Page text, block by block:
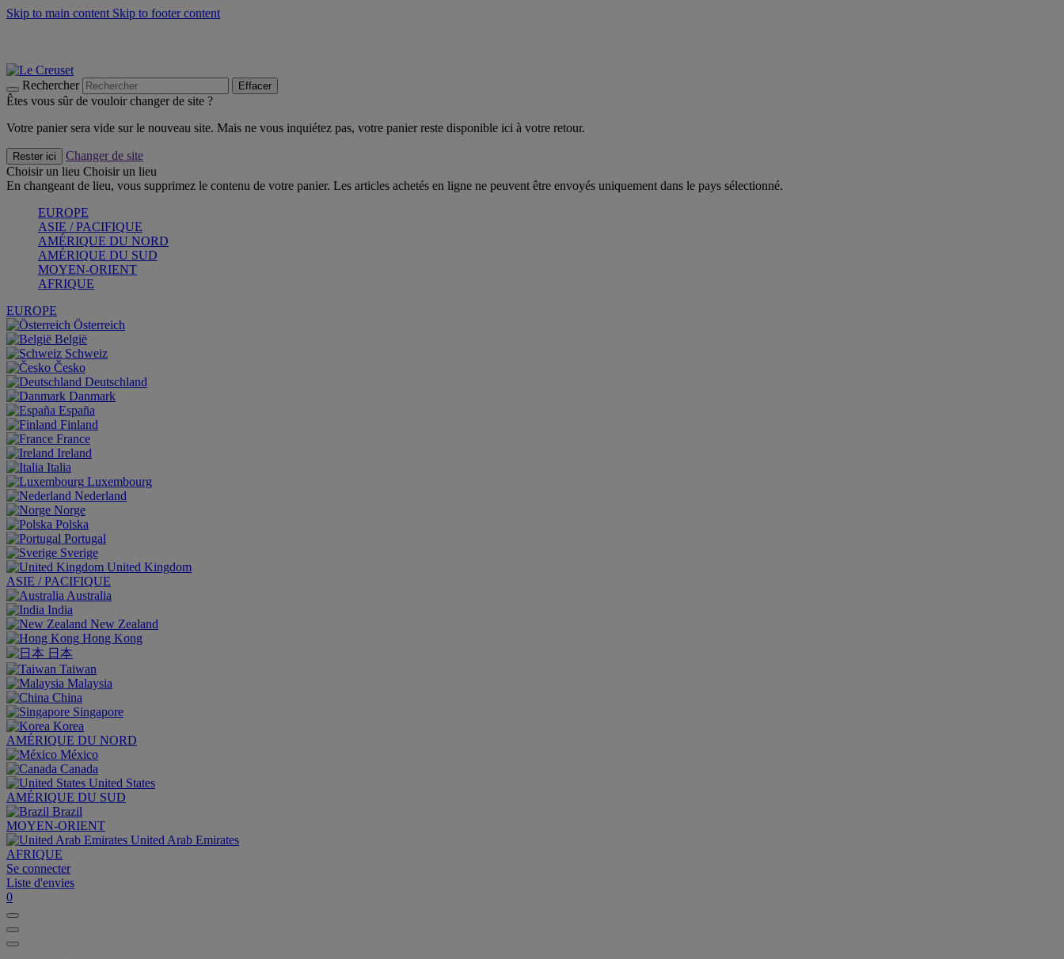
Skip to main content Skip to footer content
Rechercher Effacer
Êtes vous sûr de vouloir changer de site ?
Votre panier sera vide sur le nouveau site. Mais ne vous inquiétez pas, votre panier reste disponible ici à votre retour.
Rester ici
Changer de site
Choisir un lieu Choisir un lieu
En changeant de lieu, vous supprimez le contenu de votre panier. Les articles achetés en ligne ne peuvent être envoyés uniquement dans le pays sélectionné.
EUROPE
ASIE / PACIFIQUE
AMÉRIQUE DU NORD
AMÉRIQUE DU SUD
MOYEN-ORIENT
AFRIQUE
EUROPE
Österreich
België
Schweiz
Česko
Deutschland
Danmark
España
Finland
France
Ireland
Italia
Luxembourg
Nederland
Norge
Polska
Portugal
Sverige
United Kingdom
ASIE / PACIFIQUE
Australia
India
New Zealand
Hong Kong
日本
Taiwan
Malaysia
China
Singapore
Korea
AMÉRIQUE DU NORD
México
Canada
United States
AMÉRIQUE DU SUD
Brazil
MOYEN-ORIENT
United Arab Emirates
AFRIQUE
Se connecter
Liste d'envies
0